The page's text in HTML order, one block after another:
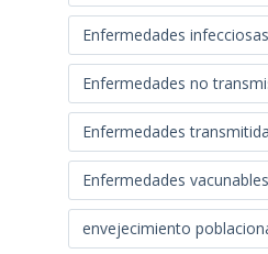
Enfermedades
Enfermedades no
Enfermedades
Enfermedades vacunables
envejecimiento